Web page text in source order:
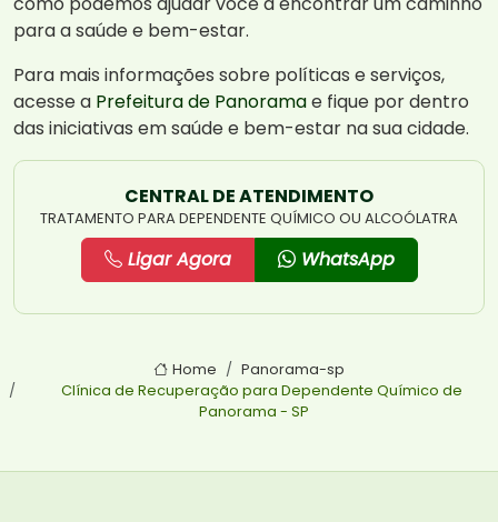
para a saúde e bem-estar.
Para mais informações sobre políticas e serviços,
acesse a Prefeitura de Panoramae fique por dentro
das iniciativas em saúde e bem-estar na sua cidade.
CENTRAL DE ATENDIMENTO
TRATAMENTO PARA DEPENDENTE QUÍMICO OU ALCOÓLATRA
Ligar Agora WhatsApp
Home
Panorama-sp
Clínica de Recuperação para Dependente Químico de
Panorama - SP